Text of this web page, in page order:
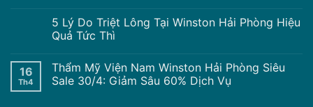
5 Lý Do Triệt Lông Tại Winston Hải Phòng Hiệu
Quả Tức Thì
16
Th4
Thẩm Mỹ Viện Nam Winston Hải Phòng Siêu
Sale 30/4: Giảm Sâu 60% Dịch Vụ